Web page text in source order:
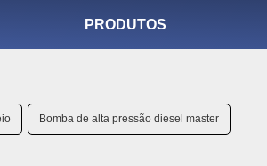
PRODUTOS
Bomba de alta pressão diesel master